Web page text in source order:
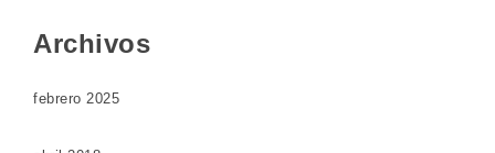
Archivos
febrero 2025